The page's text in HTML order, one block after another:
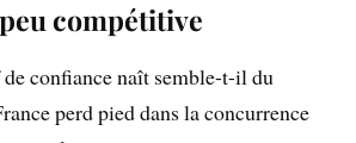
compétitive
confiance naît semble-t-il du
perd pied dans la concurrence